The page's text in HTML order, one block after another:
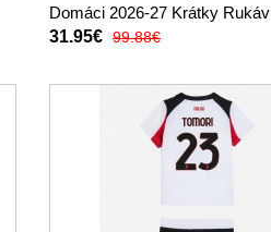
Domáci 2026-27 Krátky Rukáv
31.95€ 99.88€